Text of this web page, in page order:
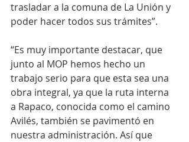
trasladar a la comuna de La Unión y
poder hacer todos sus trámites”.
“Es muy importante destacar, que
junto al MOP hemos hecho un
trabajo serio para que esta sea una
obra integral, ya que la ruta interna
a Rapaco, conocida como el camino
Avilés, también se pavimentó en
nuestra administración. Así que